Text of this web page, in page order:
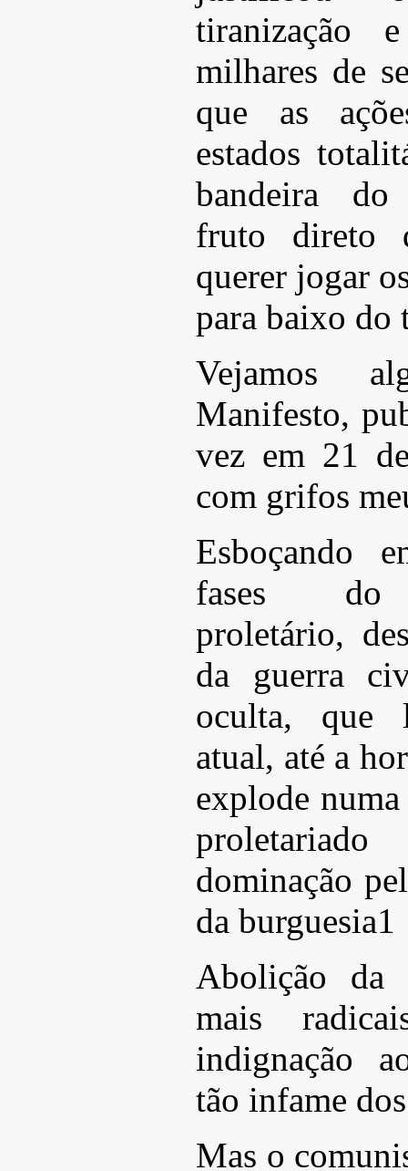
tiranização
milhares de
que as
estados
bandeira do
fruto direto
querer jogar
para baixo do
Vejamos
Manifesto,
vez em 21
com grifos
Esboçando
fases do
proletário,
da guerra
oculta, que
atual, até a
explode
dominação
da burguesia1
Abolição da
mais
indignação
tão infame
Mas o